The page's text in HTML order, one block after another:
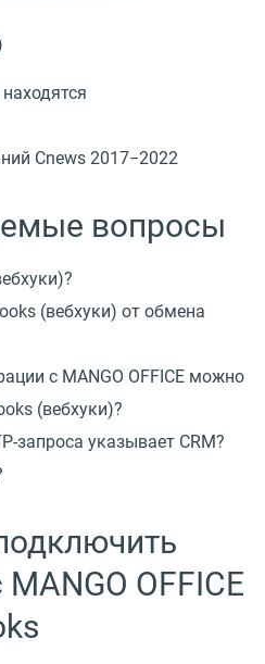
Cnews 2017−2022
вопросы
(вебхуки) от обмена
с MANGO OFFICE можно
(вебхуки)?
запроса указывает CRM?
OFFICE